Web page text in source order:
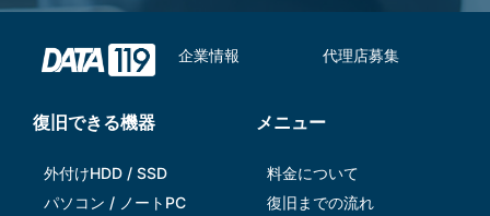
企業情報 代理店募集
復旧できる機器
外付けHDD / SSD
パソコン / ノートPC
メニュー
料金について
復旧までの流れ